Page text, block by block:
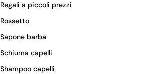
Regali a piccoli prezzi
Rossetto
Sapone barba
Schiuma capelli
Shampoo capelli